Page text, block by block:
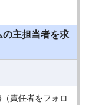
の主担当者を求
責任者をフォロ